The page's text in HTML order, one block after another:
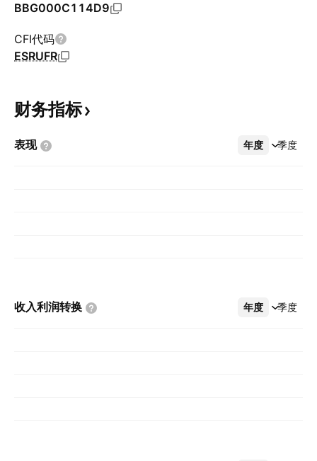
BBG000C114D9
CFI代码
ESRUFR
财务指标
表现 年度 季度
更多
收入利润转换 年度 季度
更多